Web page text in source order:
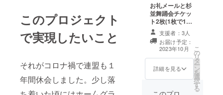
このプロジェクト
で実現したいこと
それがコロナ禍で連盟も１
年間休会しました。少し落
お礼メールと杉
並舞踊会チケッ
ト2枚(1枚で1名
様お入り頂けま
す。全自由席。
定員500人） 10
月8日12時より
当日受付渡しと
なりますので備
支援者：3人
お届け予定：
2023年10月
詳細を見る
こ
の
リ
タ
ー
ン
を
選
択
す
る